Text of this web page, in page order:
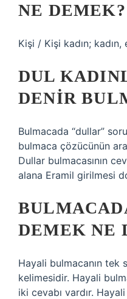
NE DEMEK?
Kişi / Kişi kadın; kadın,
DUL
DENIR
Bulmacada “dullar”
bulmaca çözücünün
Dullar bulmacasının
alana Eramil girilmesi
DEMEK NE
Hayali bulmacanın tek
kelimesidir. Hayali
iki cevabı vardır.